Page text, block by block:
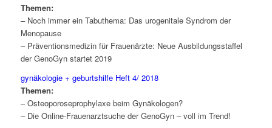
Themen:
– Noch immer ein Tabuthema: Das urogenitale Syndrom der
Menopause
– Präventionsmedizin für Frauenärzte: Neue Ausbildungsstaffel
der GenoGyn startet 2019
gynäkologie + geburtshilfe Heft 4/ 2018
Themen:
– Osteoporoseprophylaxe beim Gynäkologen?
– Die Online-Frauenarztsuche der GenoGyn – voll im Trend!